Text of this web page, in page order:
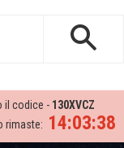
il codice - 130XVCZ
14:03:38
rimaste: